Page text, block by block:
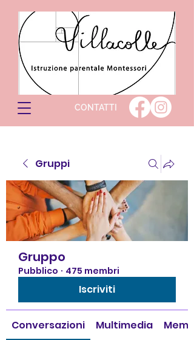
CONTATTI
Gruppi
Gruppo
Pubblico · 475 membri
Iscriviti
Conversazioni Multimedia